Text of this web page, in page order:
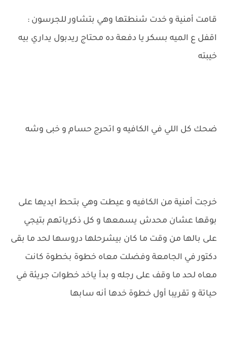
قامت أمنية و خدت شنطتها وهي بتشاور للجرسون :
اقفل ع الميه بسكر يا دفعة ده محتاج ريدبول يداري بيه
خيبته
ضحك كل اللي في الكافيه و اتحرج حسام و خبى وشه
خرجت أمنية من الكافيه و عيطت وهي بتحط ايديها على
بوقها عشان محدش يسمعها و كل ذكرياتهم بتيجي
على بالها من وقت ما كان بيشرحلها دروسها لحد ما بقى
دكتور في الجامعة وفضلت معاه خطوة بخطوة كانت
معاه لحد ما وقف على رجله و بدأ ياخد خطوات جريئة في
حياتة و تقريبا أول خطوة خدها أنه سابها